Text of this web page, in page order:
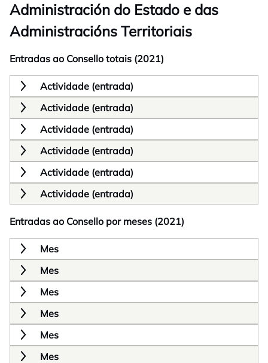
Administración do Estado e das
Administracións Territoriais
Entradas ao Consello totais (2021)
Actividade (entrada)
Actividade (entrada)
Actividade (entrada)
Actividade (entrada)
Actividade (entrada)
Actividade (entrada)
Entradas ao Consello por meses (2021)
Mes
Mes
Mes
Mes
Mes
Mes